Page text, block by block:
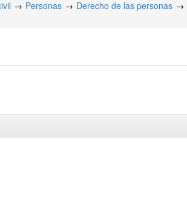
Personas Derecho de las personas